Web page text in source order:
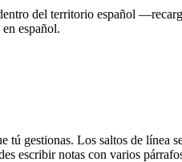
del territorio español
español.
tú gestionas. Los saltos de línea
escribir notas con varios